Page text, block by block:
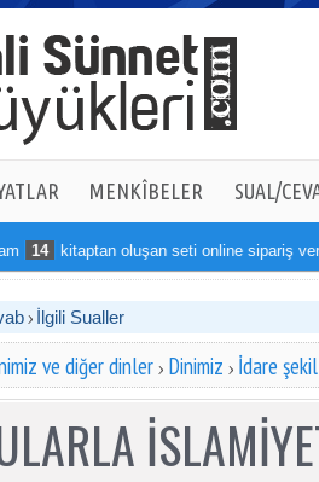
MENKÎBELER SUAL/
kitaptan oluşan seti online sipariş
İlgili Sualler
ve diğer dinler Dinimiz İdare